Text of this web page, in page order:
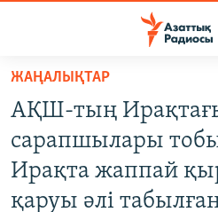
Skip
main
content
Skip
to
main
САЯСАТ
AZATTYQTV
ҚАҢТАР ОҚИҒАСЫ
ЖАҢАЛЫҚТАР
АҚШ-тың
сарапшылары
Ирақта жаппай
қаруы әлі